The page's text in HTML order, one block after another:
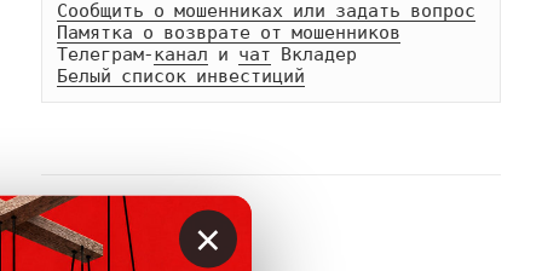
Сообщить о мошенниках или задать вопрос
Памятка о возврате от мошенников
Телеграм-канал и чат
Белый список инвестиций
АВТОР ×